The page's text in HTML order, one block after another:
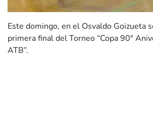
Este domingo, en el Osvaldo Goizueta
primera final del Torneo “Copa 90°
ATB”.